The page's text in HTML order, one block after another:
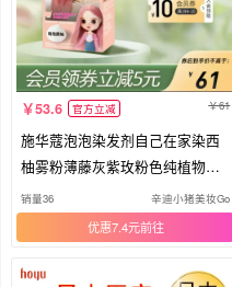
53.6 官方立减 61
施华蔻泡泡染发剂自己在家染西
柚雾粉薄藤灰紫玫粉色纯植物染
发膏
销量36 辛迪小猪美妆Go
优惠7.4元